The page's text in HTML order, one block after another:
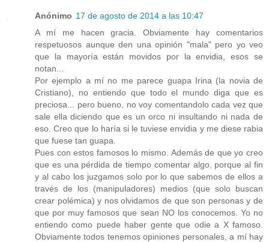
Anónimo 17 de agosto de 2014 a las 10:47
A mí me hacen gracia. Obviamente hay comentarios
respetuosos aunque den una opinión "mala" pero yo veo
que la mayoría están movidos por la envidia, esos se
notan...
Por ejemplo a mí no me parece guapa Irina (la novia de
Cristiano), no entiendo que todo el mundo diga que es
preciosa... pero bueno, no voy comentandolo cada vez que
sale ella diciendo que es un orco ni insultando ni nada de
eso. Creo que lo haría si le tuviese envidia y me diese rabia
que fuese tan guapa.
Pues con estos famosos lo mismo. Además de que yo creo
que es una pérdida de tiempo comentar algo, porque al fin
y al cabo los juzgamos solo por lo que sabemos de ellos a
través de los (manipuladores) medios (que solo buscan
crear polémica) y nos olvidamos de que son personas y de
que por muy famosos que sean NO los conocemos. Yo no
entiendo como puede haber gente que odie a X famoso.
Obviamente todos tenemos opiniones personales, a mí hay